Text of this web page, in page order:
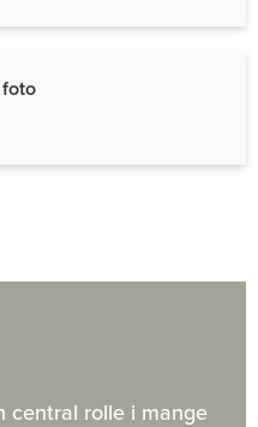
central rolle i mange